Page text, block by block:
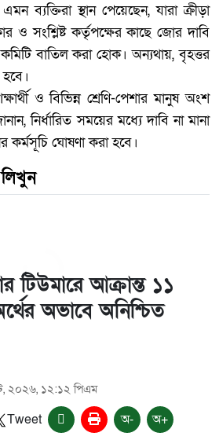
ব্যক্তিরা স্থান পেয়েছেন, যারা ক্রীড়া
ও সংশ্লিষ্ট কর্তৃপক্ষের কাছে জোর দাবি
বাতিল করা হোক। অন্যথায়, বৃহত্তর
ও বিভিন্ন শ্রেণি-পেশার মানুষ অংশ
নির্ধারিত সময়ের মধ্যে দাবি না মানা
কর্মসূচি ঘোষণা করা হবে।
টিউমারে আক্রান্ত ১১
অভাবে অনিশ্চিত
২০২৬, ১২:১২ পিএম
Tweet অ- অ+